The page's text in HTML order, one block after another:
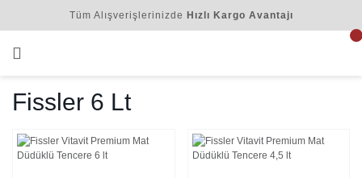
Tüm Alışverişlerinizde Hızlı Kargo Avantajı
Fissler 6 Lt